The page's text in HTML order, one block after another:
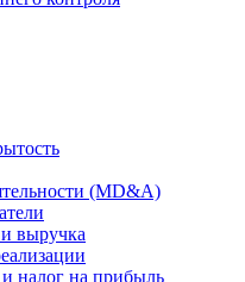
(MD&A)
выручка
налог на прибыль